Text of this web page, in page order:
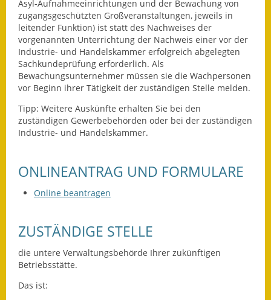
Straßenbau
Landesstraße
Kreisstraße
Umleitungsplan
Ausweichfahrplan
Buslinie 168
Zahlen und Fakten
Bauhof Notzingen
Behördenadressen
Asyl-Aufnahmeeinrichtungen und der Bewachung von
zugangsgeschützten Großveranstaltungen, jeweils in
leitender Funktion) ist statt des Nachweises der
vorgenannten Unterrichtung der Nachweis einer vor der
Industrie- und Handelskammer erfolgreich abgelegten
Sachkundeprüfung erforderlich. Als
Bewachungsunternehmer müssen sie die Wachpersonen
vor Beginn ihrer Tätigkeit der zuständigen Stelle melden.
Tipp: Weitere Auskünfte erhalten Sie bei den
zuständigen Gewerbebehörden oder bei der zuständigen
Industrie- und Handelskammer.
ONLINEANTRAG UND FORMULARE
Online beantragen
ZUSTÄNDIGE STELLE
die untere Verwaltungsbehörde Ihrer zukünftigen
Betriebsstätte.
Das ist: